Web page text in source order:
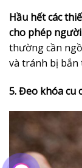
Hầu hết các
cho phép
thường cần
và tránh bị bắn
5. Đeo khóa cu